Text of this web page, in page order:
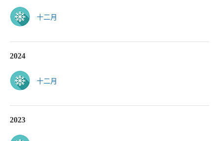
十二月
2024
十二月
2023